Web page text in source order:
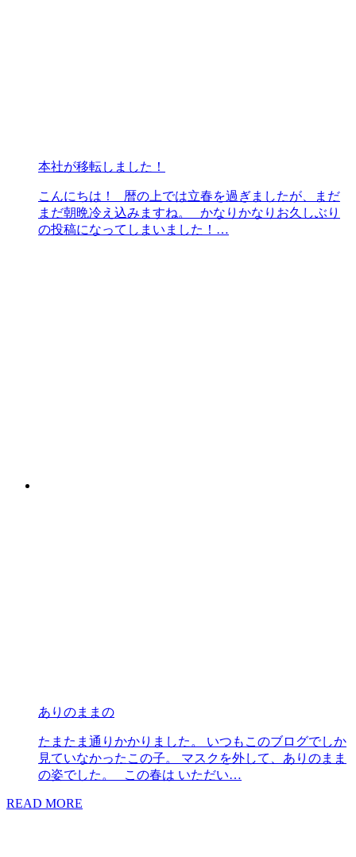
本社が移転しました！
こんにちは！ 暦の上では立春を過ぎましたが、まだ
まだ朝晩冷え込みますね。 かなりかなりお久しぶり
の投稿になってしまいました！…
ありのままの
たまたま通りかかりました。 いつもこのブログでしか
見ていなかったこの子。 マスクを外して、ありのまま
の姿でした。 この春は いただい…
READ MORE